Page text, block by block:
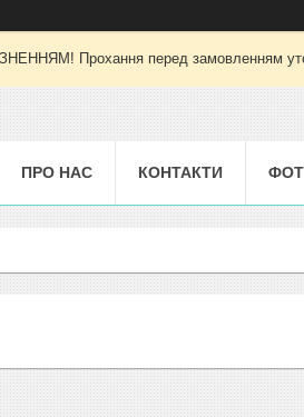
Прохання перед замовленням
ПРО НАС КОНТАКТИ